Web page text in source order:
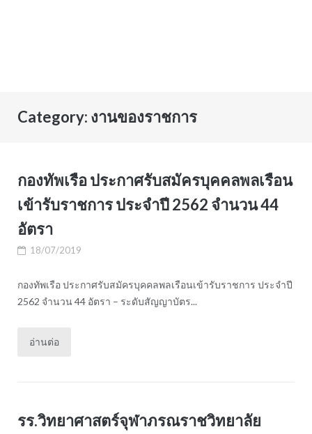
Category: งานของราชการ
กองทัพเรือ ประกาศรับสมัครบุคคลพลเรือน
เข้ารับราชการ ประจำปี 2562 จำนวน 44
อัตรา
18/07/2019
กองทัพเรือ ประกาศรับสมัครบุคคลพลเรือนเข้ารับราชการ ประจำปี
2562 จำนวน 44 อัตรา – ระดับสัญญาบัตร...
อ่านต่อ
รร.วิทยาศาสตร์จุฬาภรณราชวิทยาลัย